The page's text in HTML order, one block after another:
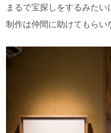
まるで宝探しをするみたい
制作は仲間に助けてもらい